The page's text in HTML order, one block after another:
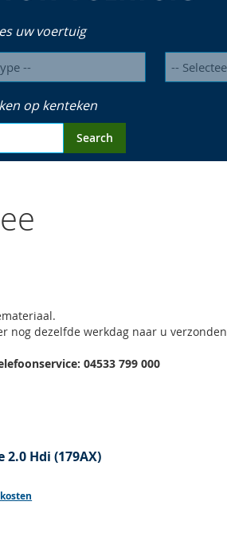
uw voertuig
op kenteken
Search
nog dezelfde werkdag naar u verzonden
04533 799 000
2.0 Hdi (179AX)